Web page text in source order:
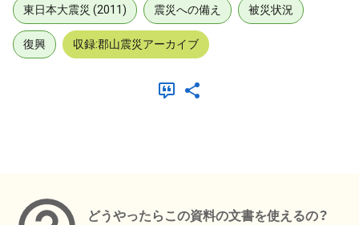
東日本大震災 (2011) 震災への備え 被災状況
復興 収録:郡山震災アーカイブ
どうやったらこの資料の文書を使えるの？